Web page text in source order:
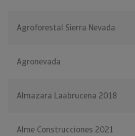
Agroforestal Sierra Nevada
Agronevada
Almazara Laabrucena 2018
Alme Construcciones 2021